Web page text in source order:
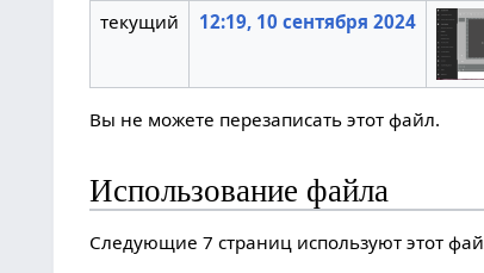
текущий
12:19, 10 сентября 2024
Вы не можете перезаписать этот файл.
Использование файла
Следующие 7 страниц используют этот